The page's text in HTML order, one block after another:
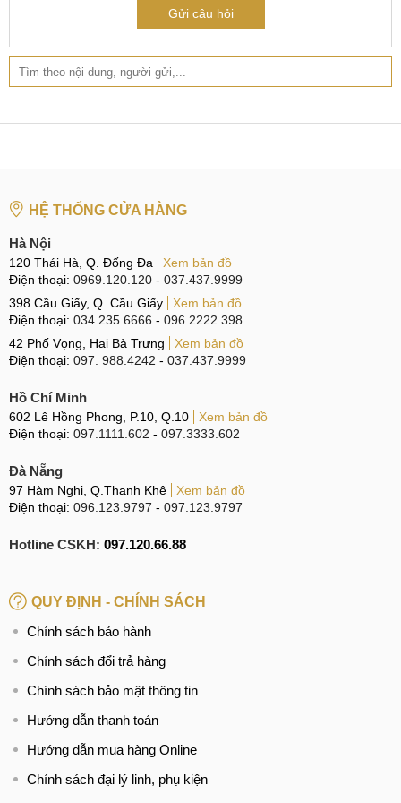
Tránh để điện thoại tiếp xúc với nước. Nếu để máy tại
những nơi ẩm ướt sẽ khiến độ ẩm, nước len lỏi ngấm
Dán kính cường lực cho màn hình để bảo vệ cho
đập mạnh có thể tác động không tốt tới OnePlus 11 cũng
như bộ phận Camera của thiết bị.
Cách bảo vệ Camera sau thay sửa
Tại sao nên thay Camera OnePlus 11 tại MCCare?
Hiện nay, trên thị trường mọc lên rất nhiều những cơ sở sửa
chữa điện thoại lớn nhỏ khác nhau. Tuy vậy, việc sửa
Camera OnePlus 11 là một công việc được đánh giá khá
phức tạp, yêu cầu kỹ thuật viên có kinh nghiệm và chuyên
suôn sẻ mà không gây ra các vấn đề không mong muốn.
Với hơn 10 năm kinh nghiệm trong lĩnh vực sửa chữa điện
thoại và các thiết bị liên quan, MobileCity đã xây dựng được
những địa chỉ hàng đầu, mà khách hàng có thể tin cậy và
lựa chọn để sử dụng dịch vụ thay, sửa Camera điện thoại
Tại sao nên thay Camera cho OnePlus 11 tại MCCare?
Hoạt động với 4 tiêu chí Giá rẻ, Uy tín, Chất lượng, Nhanh
Gửi câu hỏi
HỆ THỐNG CỬA HÀNG
Hà Nội
120 Thái Hà, Q. Đống Đa
Xem bản đồ
Điện thoại: 0969.120.120 - 037.437.9999
398 Cầu Giấy, Q. Cầu Giấy
Xem bản đồ
Điện thoại: 034.235.6666 - 096.2222.398
42 Phố Vọng, Hai Bà Trưng
Xem bản đồ
Điện thoại: 097. 988.4242 - 037.437.9999
Hồ Chí Minh
602 Lê Hồng Phong, P.10, Q.10
Xem bản đồ
Điện thoại: 097.1111.602 - 097.3333.602
Đà Nẵng
97 Hàm Nghi, Q.Thanh Khê
Xem bản đồ
Điện thoại: 096.123.9797 - 097.123.9797
Hotline CSKH: 097.120.66.88
QUY ĐỊNH - CHÍNH SÁCH
Chính sách bảo hành
Chính sách đổi trả hàng
Chính sách bảo mật thông tin
Hướng dẫn thanh toán
Hướng dẫn mua hàng Online
Chính sách đại lý linh, phụ kiện